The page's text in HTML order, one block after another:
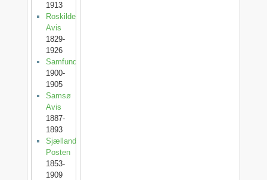
1913
Roskilde
Avis
1829-
1926
Samfundet
1900-
1905
Samsø
Avis
1887-
1893
Sjællands-
Posten
1853-
1909